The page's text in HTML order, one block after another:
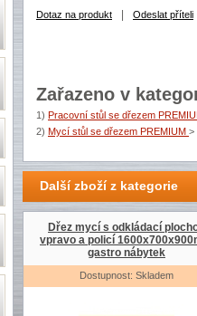
Dotaz na produkt Odeslat příteli
Zařazeno v
1) Pracovní stůl se dřezem
2) Mycí stůl se dřezem PREMIUM >
Další zboží z kategorie
Dřez mycí s odkládací
vpravo a policí
gastro nábytek
Dostupnost: Skladem